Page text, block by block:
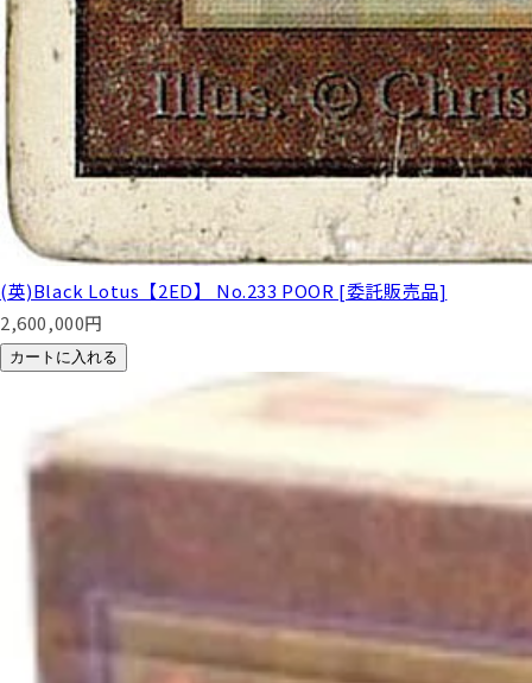
(英)Black Lotus【2ED】 No.233 POOR [委託販売品]
2,600,000円
カートに入れる